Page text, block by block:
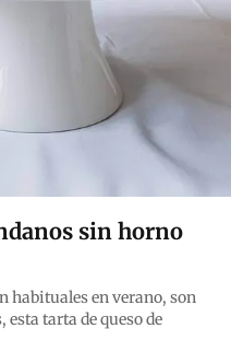
sin horno
habituales en verano, son
tarta de queso de